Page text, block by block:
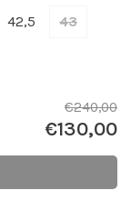
42,5
43
€240,00
€130,00